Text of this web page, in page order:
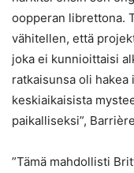
oopperan librettona.
vähitellen, että
joka ei kunnioittaisi
ratkaisunsa oli
keskiaikaisista
paikalliseksi”,
”Tämä mahdollisti